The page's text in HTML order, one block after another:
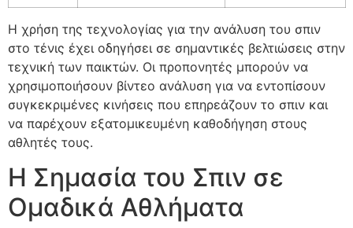
Η χρήση της τεχνολογίας για την ανάλυση του σπιν
στο τένις έχει οδηγήσει σε σημαντικές βελτιώσεις στην
τεχνική των παικτών. Οι προπονητές μπορούν να
χρησιμοποιήσουν βίντεο ανάλυση για να εντοπίσουν
συγκεκριμένες κινήσεις που επηρεάζουν το σπιν και
να παρέχουν εξατομικευμένη καθοδήγηση στους
αθλητές τους.
Η Σημασία του Σπιν σε
Ομαδικά Αθλήματα